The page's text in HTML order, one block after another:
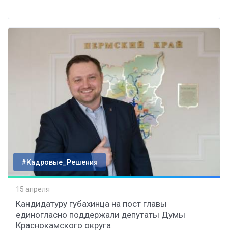
#Кадровые_Решения
15 апреля
Кандидатуру губахинца на пост главы
единогласно поддержали депутаты Думы
Краснокамского округа